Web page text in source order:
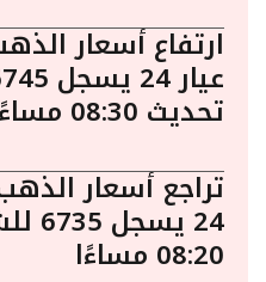
ارتفاع أسعار
تحديث 08:30 مساءًا
تراجع أسعار
24
08:20 مساءًا